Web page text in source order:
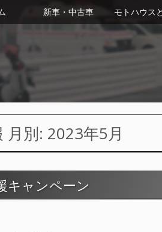
新車・中古車 モトハウス
月別: 2023年5月
キャンペーン